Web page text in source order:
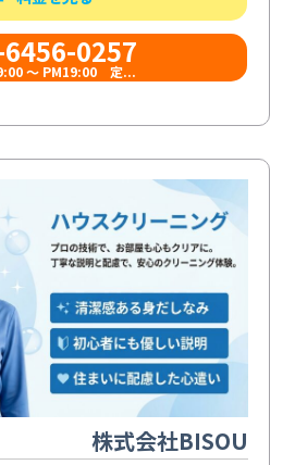
0257
～ PM19:00 定...
株式会社BISOU